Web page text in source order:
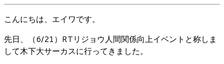
こんにちは、エイワです。
先日、（6/21）RTリジョウ人間関係向上イベントと称しま
して木下大サーカスに行ってきました。